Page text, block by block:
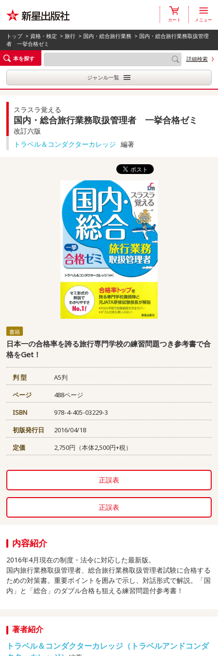
カート メニュー
トップ > 資格・検定 >旅行 > 国内・総合旅行業務 > 国内・総合旅行業務取扱管理
者 一挙合格ゼミ
本を探す
詳細検索
ジャンル一覧
スラスラ覚える
国内・総合旅行業務取扱管理者 一挙合格ゼミ
改訂六版
トラベル＆コンダクターカレッジ
編著
書籍
日本一の合格率を誇る旅行専門学校の練習問題つき参考書で合
格をGet！
判 型
A5判
ページ
488ページ
ISBN
978-4-405-03229-3
初版発行日
2016/04/18
定価
2,750円（本体2,500円+税）
正誤表
正誤表
内容紹介
2016年4月現在の制度・法令に対応した最新版。
国内旅行業務取扱管理者、総合旅行業務取扱管理者試験に合格する
ための対策書。重要ポイントを囲みで示し、対話形式で解説。「国
内」と「総合」のダブル合格も狙える練習問題付参考書！
著者紹介
トラベル＆コンダクターカレッジ（トラベルアンドコンダ